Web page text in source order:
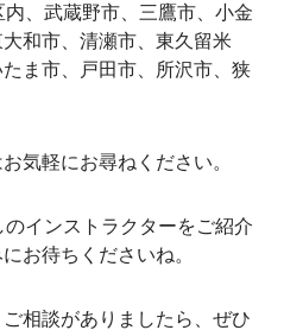
、武蔵野市、三鷹市、小金
和市、清瀬市、東久留米
ま市、戸田市、所沢市、狭
気軽にお尋ねください。
インストラクターをご紹介
お待ちくださいね。
相談がありましたら、ぜひ